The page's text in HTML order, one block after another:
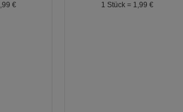
99 € 1 Stück = 1, 99 €